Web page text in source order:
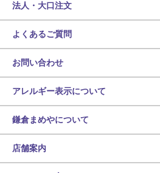
法人・大口注文
よくあるご質問
お問い合わせ
アレルギー表示について
鎌倉まめやについて
店舗案内